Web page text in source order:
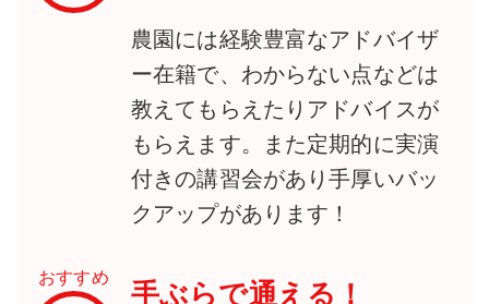
農園には経験豊富なアドバイザ
ー在籍で、わからない点などは
教えてもらえたりアドバイスが
もらえます。また定期的に実演
付きの講習会があり手厚いバッ
クアップがあります！
おすすめ
手ぶらで通える！